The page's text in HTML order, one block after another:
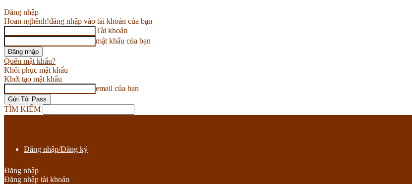
Đăng nhập
Hoan nghênh!đăng nhập vào tài khoản của bạn
Tài khoản
mật khẩu của bạn
Quên mật khẩu?
Khôi phục mật khẩu
Khởi tạo mật khẩu
email của bạn
TÌM KIẾM
Đăng nhập/Đăng ký
Đăng nhập
Đăng nhập tài khoản